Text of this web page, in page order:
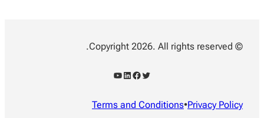
© Copyright 2026. All rights reserved.
Twitter
Facebook
LinkedIn
YouTube
Privacy Policy
•
Terms and Conditions